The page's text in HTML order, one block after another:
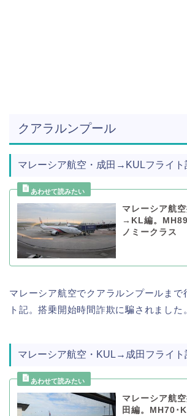
クアラルンプール
マレーシア航空・成田→KULフライト
マレーシア航
→KL編。
ノミークラス
マレーシア航空でクアラルンプールまで
ト記。搭乗開始時間詐欺に騙されました
マレーシア航空・KUL→成田フライト
マレーシア航
田編。MH70･